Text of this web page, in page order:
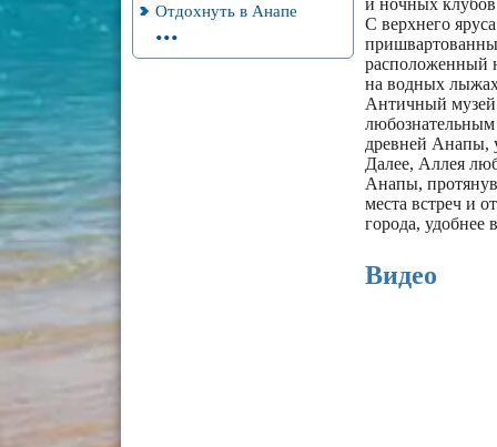
Отдохнуть в Анапе
...
и ночных
С верхнего
расположенный
на водных
Античный музей
любознательным
древней Анапы,
Далее, Аллея
Анапы,
места встреч и
города, удобнее
Видео